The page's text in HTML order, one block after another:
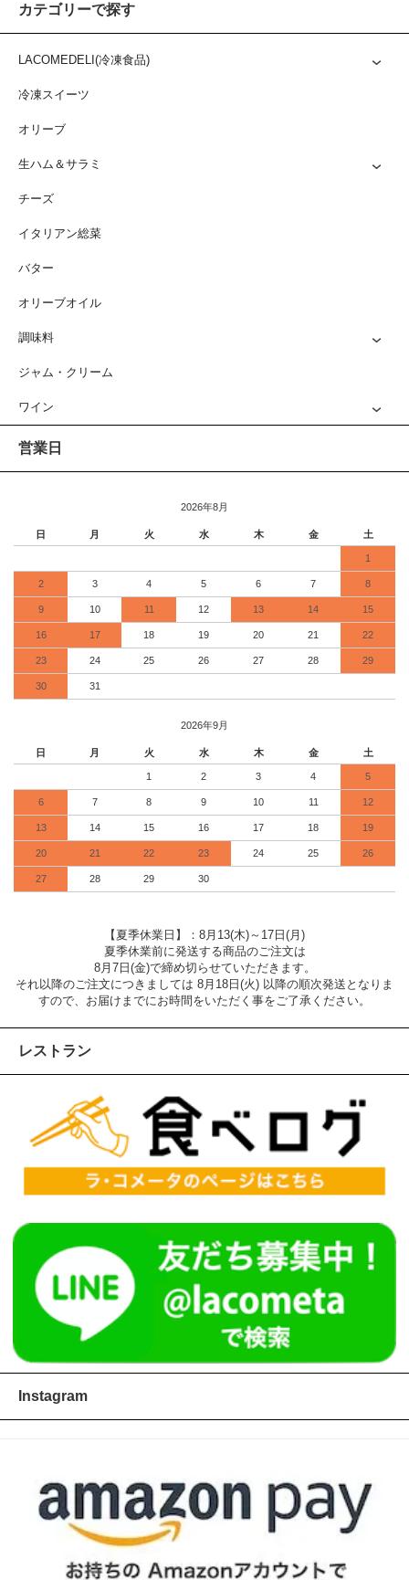
カテゴリーで探す
LACOMEDELI(冷凍食品)
冷凍スイーツ
オリーブ
生ハム＆サラミ
チーズ
イタリアン総菜
バター
オリーブオイル
調味料
ジャム・クリーム
ワイン
営業日
2026年8月
日 月 火 水 木 金 土
1
2 3 4 5 6 7 8
9 10 11 12 13 14 15
16 17 18 19 20 21 22
23 24 25 26 27 28 29
30 31
2026年9月
日 月 火 水 木 金 土
1 2 3 4 5
6 7 8 9 10 11 12
13 14 15 16 17 18 19
20 21 22 23 24 25 26
27 28 29 30
【夏季休業日】：8月13(木)～17日(月)
夏季休業前に発送する商品のご注文は
8月7日(金)で締め切らせていただきます。
それ以降のご注文につきましては 8月18日(火) 以降の順次発送となりま
すので、お届けまでにお時間をいただく事をご了承ください。
レストラン
Instagram